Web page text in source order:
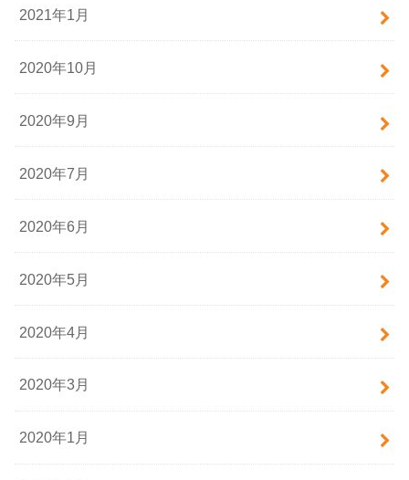
2021年1月
2020年10月
2020年9月
2020年7月
2020年6月
2020年5月
2020年4月
2020年3月
2020年1月